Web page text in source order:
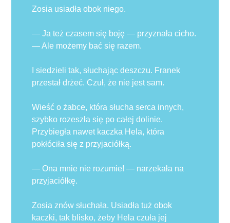
Zosia usiadła obok niego.
— Ja też czasem się boję — przyznała cicho.
— Ale możemy bać się razem.
I siedzieli tak, słuchając deszczu. Franek
przestał drżeć. Czuł, że nie jest sam.
Wieść o żabce, która słucha serca innych,
szybko rozeszła się po całej dolinie.
Przybiegła nawet kaczka Hela, która
pokłóciła się z przyjaciółką.
— Ona mnie nie rozumie! — narzekała na
przyjaciółkę.
Zosia znów słuchała. Usiadła tuż obok
kaczki, tak blisko, żeby Hela czuła jej